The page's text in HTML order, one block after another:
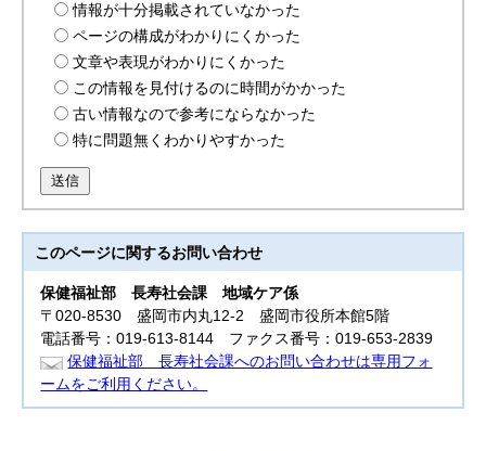
情報が十分掲載されていなかった
ページの構成がわかりにくかった
文章や表現がわかりにくかった
この情報を見付けるのに時間がかかった
古い情報なので参考にならなかった
特に問題無くわかりやすかった
送信
このページに関するお問い合わせ
保健福祉部長寿社会課 地域ケア係
〒020-8530 盛岡市内丸12-2 盛岡市役所本館5階
電話番号：019-613-8144 ファクス番号：019-653-2839
保健福祉部 長寿社会課へのお問い合わせは専用フォ
ームをご利用ください。